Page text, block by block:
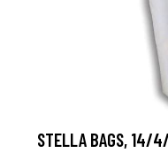
STELLA BAGS, 14/